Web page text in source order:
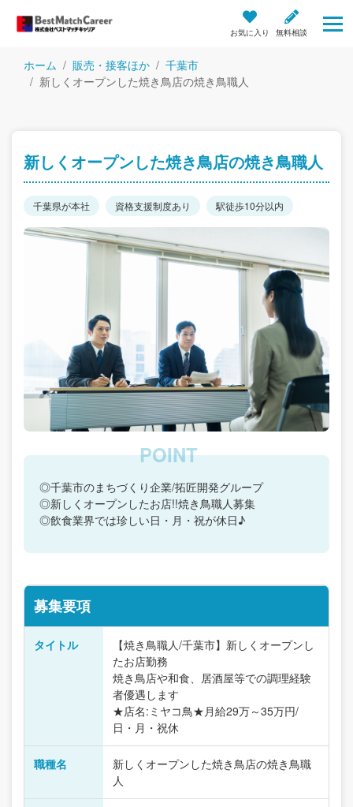
お気に入り 無料相談
ホーム 販売・接客ほか
千葉市
新しくオープンした焼き鳥店の焼き鳥職人
新しくオープンした焼き鳥店の焼き鳥職人
千葉県が本社 資格支援制度あり 駅徒歩10分以内
◎千葉市のまちづくり企業/拓匠開発グループ
◎新しくオープンしたお店!!焼き鳥職人募集
◎飲食業界では珍しい日・月・祝が休日♪
募集要項
タイトル
【焼き鳥職人/千葉市】新しくオープンし
たお店勤務
焼き鳥店や和食、居酒屋等での調理経験
者優遇します
★店名:ミヤコ鳥★月給29万～35万円/
日・月・祝休
職種名
新しくオープンした焼き鳥店の焼き鳥職
人